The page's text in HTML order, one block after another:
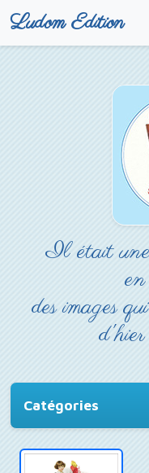
Ludom Edition
Il était
des images
Catégories